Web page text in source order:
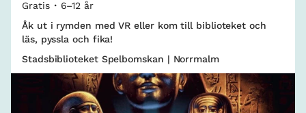
Gratis
6–12 år
Åk ut i rymden med VR eller kom till biblioteket och
läs, pyssla och fika!
Stadsbiblioteket Spelbomskan | Norrmalm